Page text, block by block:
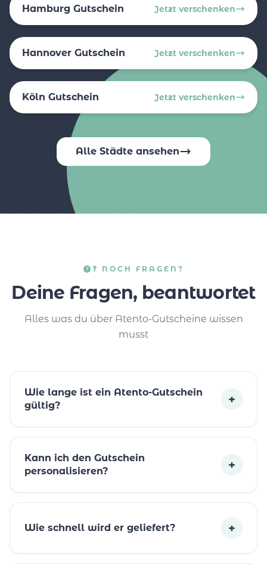
Hamburg Gutschein Jetzt verschenken
Hannover Gutschein Jetzt verschenken
Köln Gutschein Jetzt verschenken
Alle Städte ansehen
❓ NOCH FRAGEN?
Deine Fragen, beantwortet
Alles was du über Atento-Gutscheine wissen
musst
Wie lange ist ein Atento-Gutschein
gültig?
+
Kann ich den Gutschein
personalisieren?
+
Wie schnell wird er geliefert? +